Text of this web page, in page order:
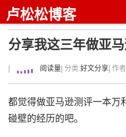
卢松松博客
分享我这三年做亚
阅读量 | 分类:好文分享 | 作
都觉得做亚马逊测评一本万
碰壁的经历的吧。